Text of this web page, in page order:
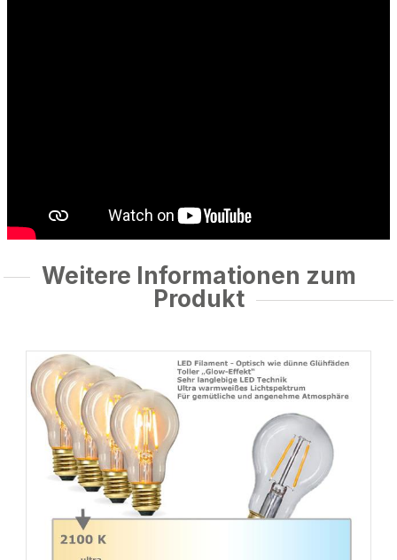
Weitere Informationen zum
Produkt